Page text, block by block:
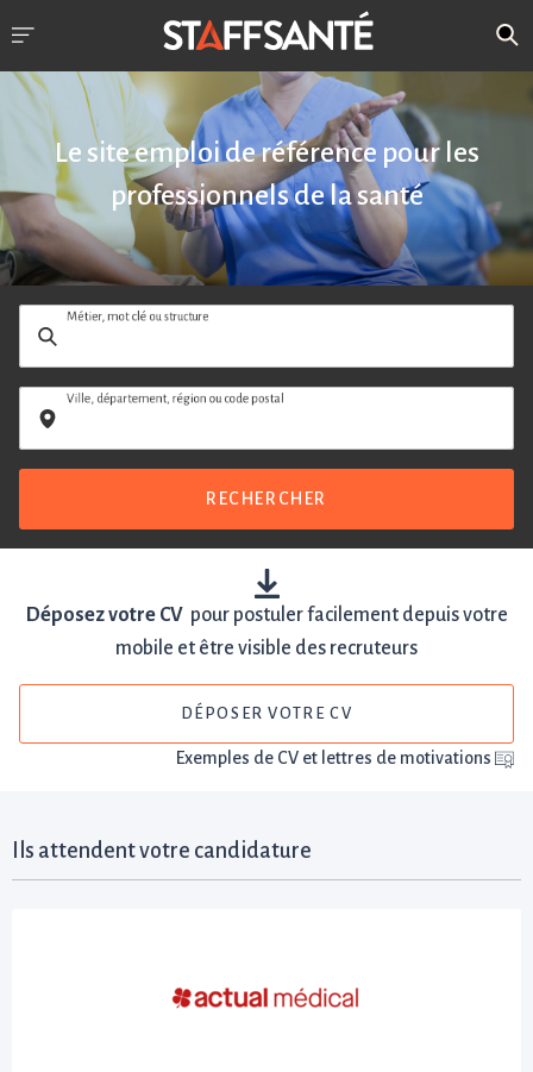
Le site emploi de référence pour les
professionnels de la santé
Métier, mot clé ou structure
Ville, département, région ou code postal
RECHERCHER
Déposez votre CVpour postuler facilement depuis votre
mobile et être visible des recruteurs
DÉPOSER VOTRE CV
Exemples de CV et lettres de motivations
Ils attendent votre candidature